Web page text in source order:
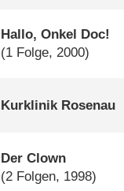
Hallo, Onkel Doc!
(1 Folge, 2000)
Kurklinik Rosenau
Der Clown
(2 Folgen, 1998)